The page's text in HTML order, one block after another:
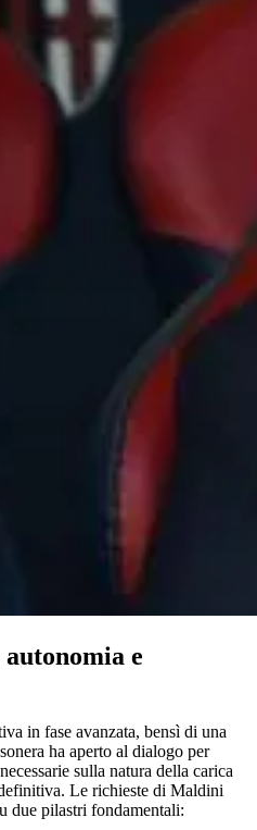
e
in fase avanzata, bensì di una
ha aperto al dialogo per
sulla natura della carica
Le richieste di Maldini
due pilastri fondamentali: